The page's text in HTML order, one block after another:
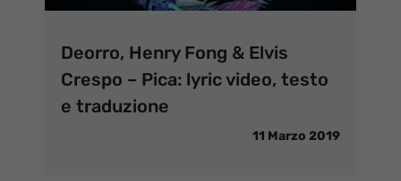
Deorro, Henry Fong & Elvis
Crespo – Pica: lyric video, testo
e traduzione
11 Marzo 2019